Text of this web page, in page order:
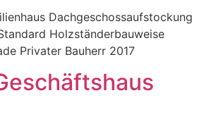
Dachgeschossaufstockung
Holzständerbauweise
Privater Bauherr 2017